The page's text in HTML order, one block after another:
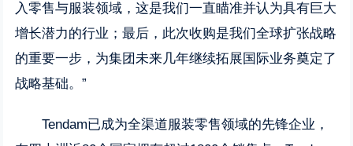
入零售与服装领域，这是我们一直瞄准并认为具有巨大
增长潜力的行业；最后，此次收购是我们全球扩张战略
的重要一步，为集团未来几年继续拓展国际业务奠定了
战略基础。”
Tendam已成为全渠道服装零售领域的先锋企业，